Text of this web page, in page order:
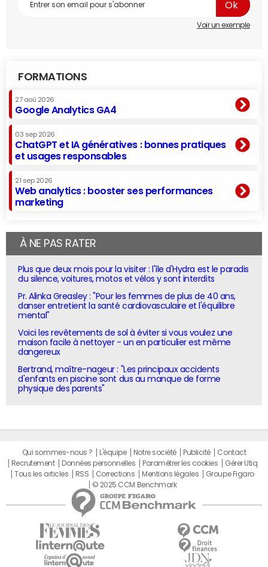
Voir un exemple
FORMATIONS
27 aoû 2026
Google Analytics GA4
03 sep 2026
ChatGPT et IA génératives : bonnes pratiques
et usages responsables
21 sep 2026
Web analytics : booster ses performances
marketing
À NE PAS RATER
Plus que deux mois pour la visiter : l'île d'Hydra est le paradis
du silence, voitures, motos et vélos y sont interdits
Pr. Alinka Greasley : "Pour les femmes de plus de 40 ans,
danser entretient la santé cardiovasculaire et l'équilibre
mental"
Voici les revêtements de sol à éviter si vous voulez une
maison facile à nettoyer - un en particulier est même
dangereux
Bertrand, maître-nageur : "Les principaux accidents
d'enfants en piscine sont dus au manque de forme
physique des parents"
Qui sommes-nous ? L'équipe Notre société Publicité
Contact
Recrutement
Données personnelles Paramétrer les cookies
Gérer Utiq
Tous les articles
RSS Corrections Mentions légales
Groupe Figaro
© 2025 CCM Benchmark